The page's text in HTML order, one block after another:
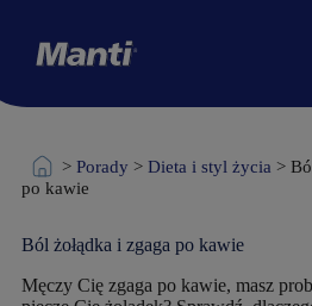
treści
> Porady > Dieta i styl życia >
po kawie
Ból żołądka i zgaga po kawie
Męczy Cię zgaga po kawie, masz